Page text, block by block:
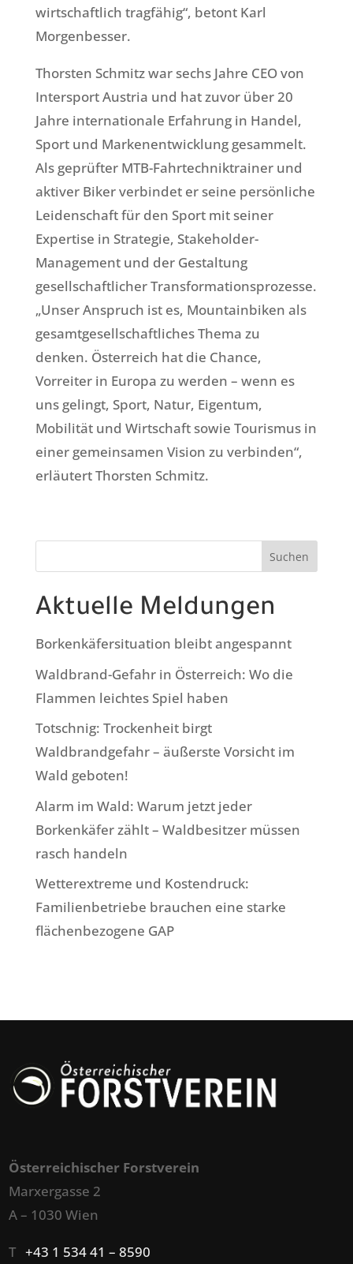
wirtschaftlich tragfähig“, betont Karl
Morgenbesser.
Thorsten Schmitz war sechs Jahre CEO von
Intersport Austria und hat zuvor über 20
Jahre internationale Erfahrung in Handel,
Sport und Markenentwicklung gesammelt.
Als geprüfter MTB-Fahrtechniktrainer und
aktiver Biker verbindet er seine persönliche
Leidenschaft für den Sport mit seiner
Expertise in Strategie, Stakeholder-
Management und der Gestaltung
gesellschaftlicher Transformationsprozesse.
„Unser Anspruch ist es, Mountainbiken als
gesamtgesellschaftliches Thema zu
denken. Österreich hat die Chance,
Vorreiter in Europa zu werden – wenn es
uns gelingt, Sport, Natur, Eigentum,
Mobilität und Wirtschaft sowie Tourismus in
einer gemeinsamen Vision zu verbinden“,
erläutert Thorsten Schmitz.
Suchen
Aktuelle Meldungen
Borkenkäfersituation bleibt angespannt
Waldbrand-Gefahr in Österreich: Wo die
Flammen leichtes Spiel haben
Totschnig: Trockenheit birgt
Waldbrandgefahr – äußerste Vorsicht im
Wald geboten!
Alarm im Wald: Warum jetzt jeder
Borkenkäfer zählt – Waldbesitzer müssen
rasch handeln
Wetterextreme und Kostendruck:
Familienbetriebe brauchen eine starke
flächenbezogene GAP
Österreichischer Forstverein
Marxergasse 2
A – 1030 Wien
T+43 1 534 41 – 8590